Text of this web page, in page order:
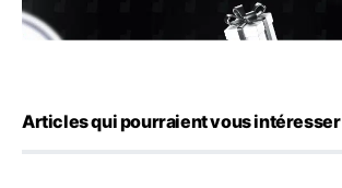
Articles qui pourraient vous intéresser